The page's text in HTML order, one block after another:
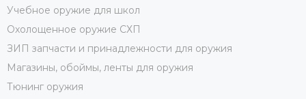
Учебное оружие для школ
Охолощенное оружие СХП
ЗИП запчасти и принадлежности для оружия
Магазины, обоймы, ленты для оружия
Тюнинг оружия